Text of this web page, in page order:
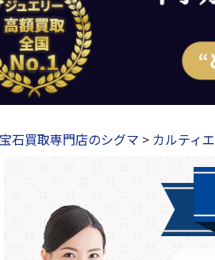
石買取専門店のシグマ > カルティエ